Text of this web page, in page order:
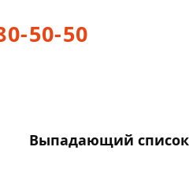
50-50
Выпадающий список